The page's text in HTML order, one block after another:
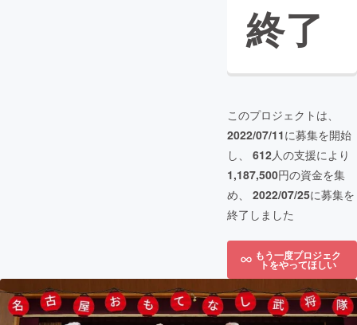
終了
このプロジェクトは、
2022/07/11に募集を開始
し、 612人の支援により
1,187,500円の資金を集
め、 2022/07/25に募集を
終了しました
もう一度プロジェク
トをやってほしい